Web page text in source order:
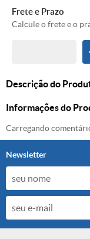
Frete e Prazo
Calcule o frete e o
Descrição do
Informações do
Carregando
Newsletter